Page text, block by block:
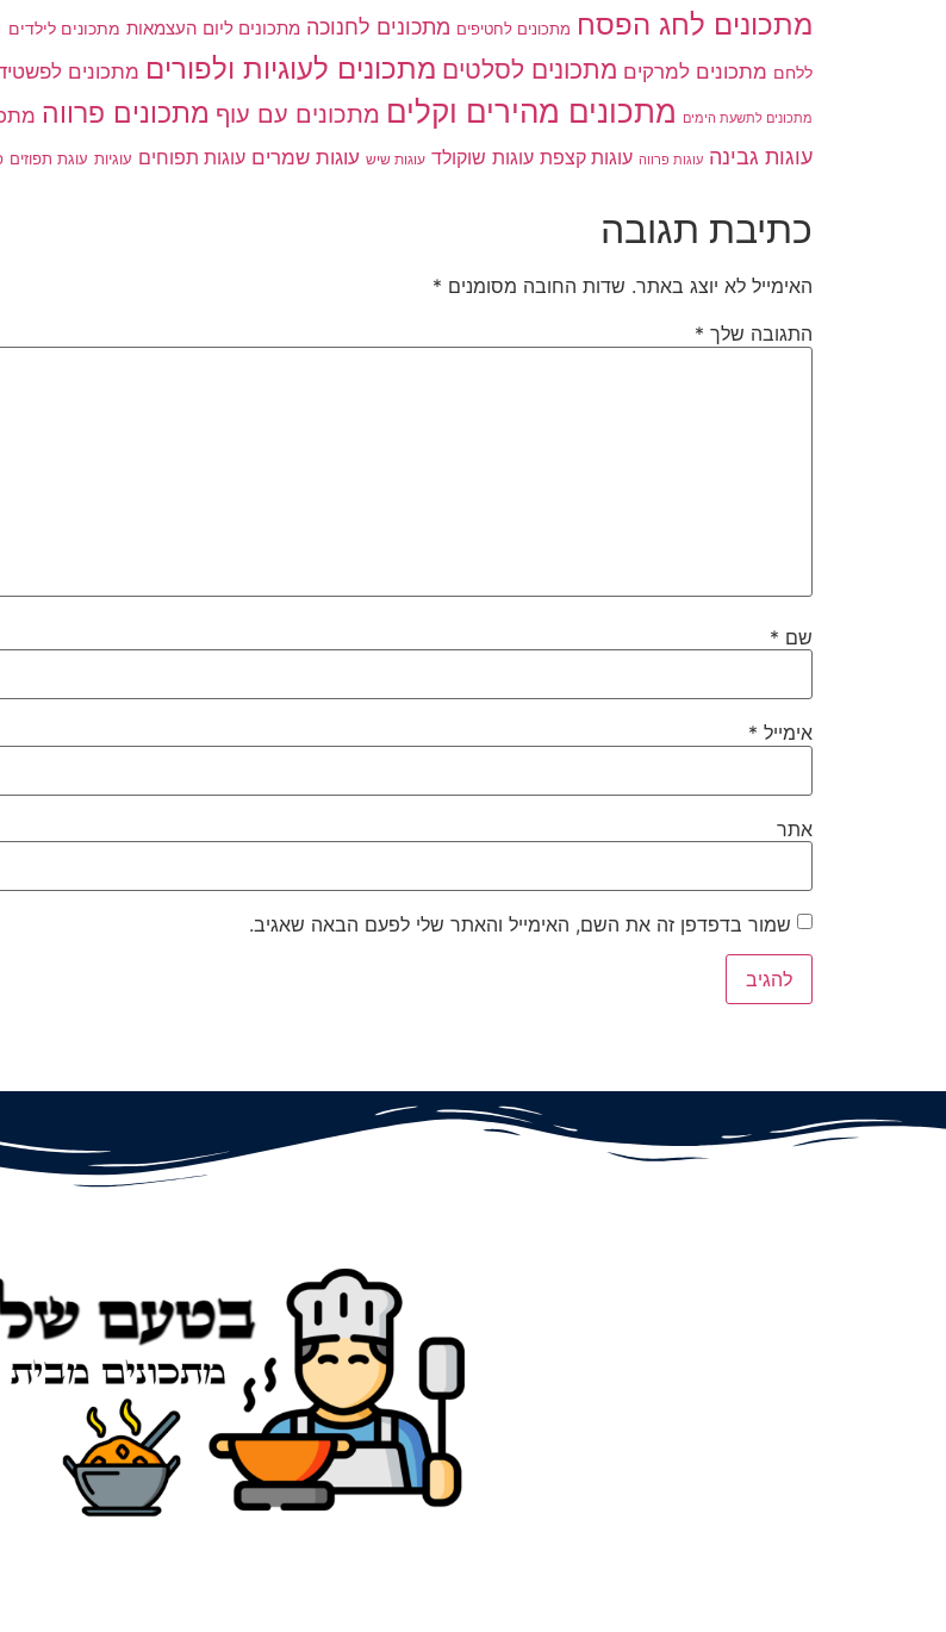
מתכונים לחג הפסח מתכונים לחטיפים מתכונים לחנוכה מתכונים ליום העצמאות מתכונים לילדים
ללחם מתכונים למרקים מתכונים לסלטים מתכונים לעוגיות ולפורים מתכונים
מתכונים לתשעת הימים מתכונים מהירים וקלים מתכונים עם עוף מתכונים פרווה
עוגות גבינה עוגות פרווה עוגות קצפת עוגות שוקולד עוגות שיש עוגות שמרים עוגות תפוחים עוגיות עוגת תפוזים
כתיבת תגובה
האימייל לא יוצג באתר. שדות החובה מסומנים *
התגובה שלך *
שם *
אימייל *
אתר
שמור בדפדפן זה את השם, האימייל והאתר שלי לפעם הבאה שאגיב.